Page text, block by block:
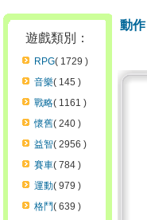
遊戲類別：
RPG( 1729 )
音樂( 145 )
戰略( 1161 )
懷舊( 240 )
益智( 2956 )
賽車( 784 )
運動( 979 )
格鬥( 639 )
動作